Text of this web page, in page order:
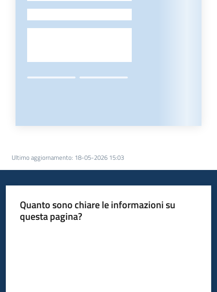
-
Ultimo aggiornamento: 18-05-2026 15:03
Quanto sono chiare le informazioni su
questa pagina?